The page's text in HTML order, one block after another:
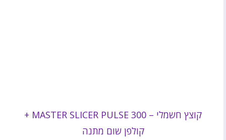
קוצץ חשמלי – 300 MASTER SLICER PULSE +
קולפן שום מתנה